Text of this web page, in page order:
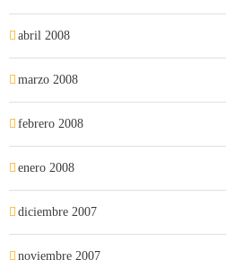
abril 2008
marzo 2008
febrero 2008
enero 2008
diciembre 2007
noviembre 2007